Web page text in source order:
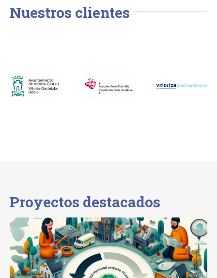
Nuestros clientes
Proyectos destacados